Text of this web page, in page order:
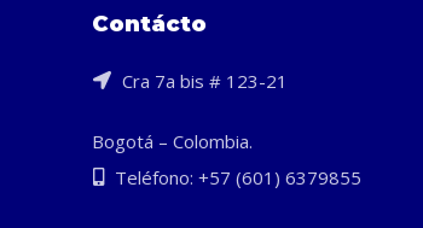
Contácto
Cra 7a bis # 123-21
Bogotá – Colombia.
Teléfono: +57 (601) 6379855